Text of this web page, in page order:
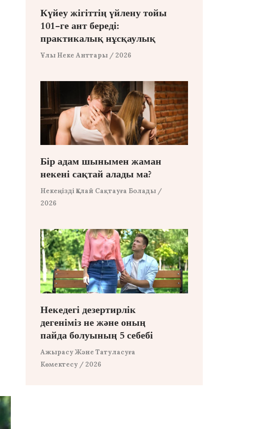
Күйеу жігіттің үйлену тойы
101-ге ант береді:
практикалық нұсқаулық
Ұлы Неке Анттары / 2026
Бір адам шынымен жаман
некені сақтай алады ма?
Некеңізді Қалай Сақтауға Болады /
2026
Некедегі дезертирлік
дегеніміз не және оның
пайда болуының 5 себебі
Ажырасу Және Татуласуға
Көмектесу / 2026